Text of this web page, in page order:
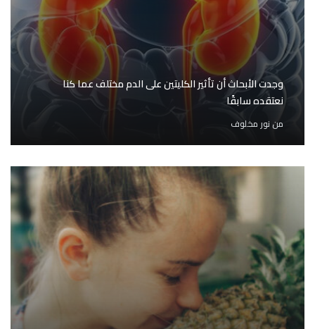
وجدت الأبحاث أن تأثير الكليتين على الدم مختلف عما كنا
نعتقده سابقًا
من نور مخلوف